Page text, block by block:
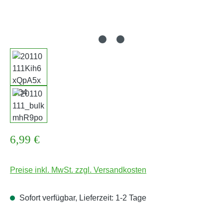
Regulärer Preis:
6,99 €
Preise inkl. MwSt. zzgl. Versandkosten
Sofort verfügbar, Lieferzeit: 1-2 Tage